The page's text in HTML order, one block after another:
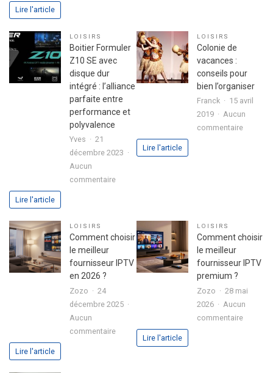
réussir
son
premier
investissement
immobilier
en
toute
Lire l'article
LOISIRS
Boitier Formuler
Z10 SE avec
disque dur
intégré : l’alliance
parfaite entre
performance et
polyvalence
Yves
21
décembre 2023
Aucun
commentairesur
SE
disque
:
parfaite
Lire l'article
LOISIRS
Colonie de
vacances :
conseils pour
bien l’organiser
Franck
15 avril
2019
Aucun
commentairesur
Lire l'article
LOISIRS
Comment choisir
le meilleur
fournisseur IPTV
en 2026 ?
Zozo
24
décembre 2025
Aucun
commentairesur
Comment
Lire l'article
LOISIRS
Comment choisir
le meilleur
fournisseur IPTV
premium ?
Zozo
28 mai
2026
Aucun
commentairesur
Lire l'article